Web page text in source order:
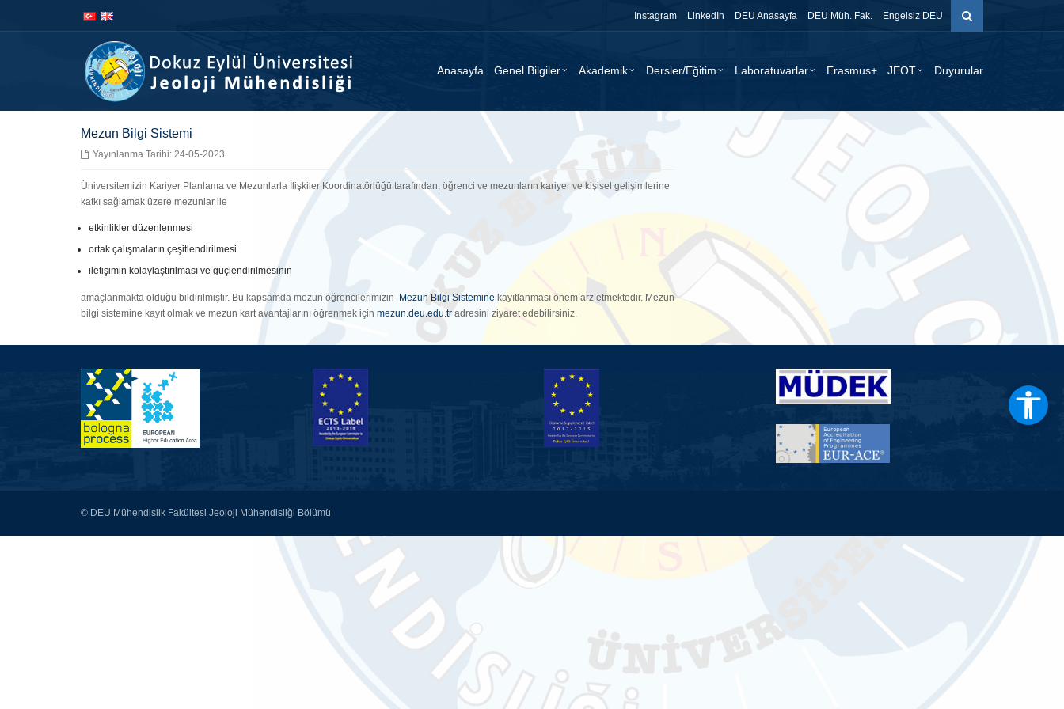
Instagram LinkedIn DEU Anasayfa DEU Müh. Fak. Engelsiz DEU
Anasayfa Genel Bilgiler Akademik Dersler/Eğitim Laboratuvarlar Erasmus+ JEOT Duyurular
Mezun Bilgi Sistemi
Yayınlanma Tarihi: 24-05-2023
Üniversitemizin Kariyer Planlama ve Mezunlarla İlişkiler Koordinatörlüğü tarafından, öğrenci ve mezunların kariyer ve kişisel gelişimlerine
katkı sağlamak üzere mezunlar ile
etkinlikler düzenlenmesi
ortak çalışmaların çeşitlendirilmesi
iletişimin kolaylaştırılması ve güçlendirilmesinin
amaçlanmakta olduğu bildirilmiştir. Bu kapsamda mezun öğrencilerimizin Mezun Bilgi Sistemine kayıtlanması önem arz etmektedir. Mezun
bilgi sistemine kayıt olmak ve mezun kart avantajlarını öğrenmek için mezun.deu.edu.tr adresini ziyaret edebilirsiniz.
© DEU Mühendislik Fakültesi Jeoloji Mühendisliği Bölümü